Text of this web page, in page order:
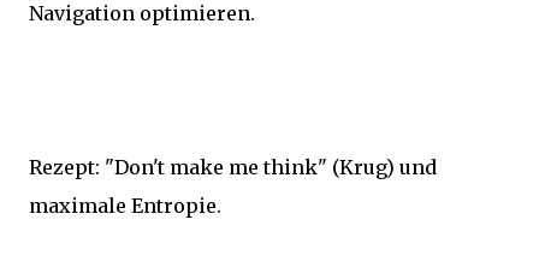
Navigation optimieren.
Rezept: "Don't make me think" (Krug) und
maximale Entropie.